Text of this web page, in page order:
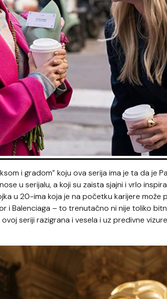
i gradom” koju ova serija ima je ta da je
u serijalu, a koji su zaista sjajni i vrlo
u 20-ima koja je na početku karijere može
i Balenciaga – to trenutačno ni nije toliko
seriji razigrana i vesela i uz predivne